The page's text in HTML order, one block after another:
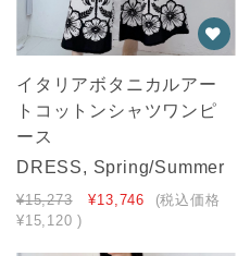
イタリアボタニカルアー
トコットンシャツワンピ
ース
DRESS, Spring/Summer
¥15,273 ¥13,746
(税込価格
¥15,120 )